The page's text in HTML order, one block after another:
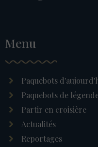
Menu
Paquebots
Paquebots de
Partir en croisière
Actualités
Reportages